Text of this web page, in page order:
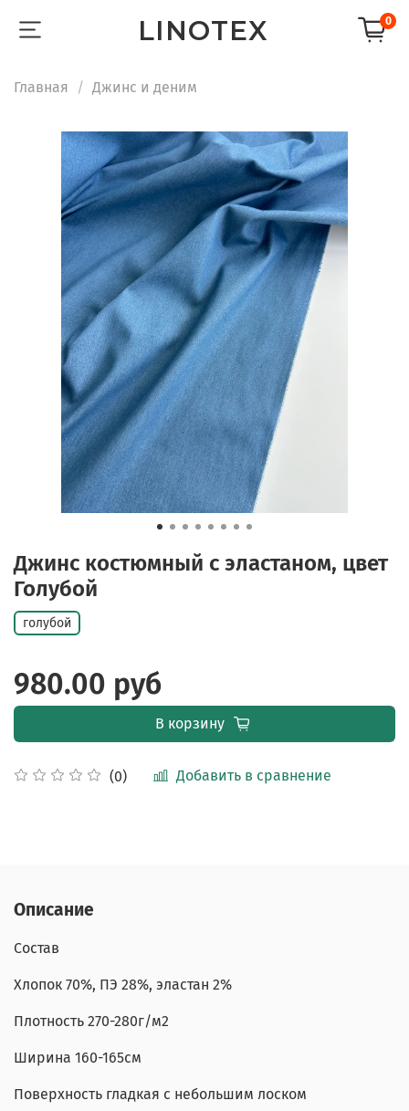
LINOTEX 0
Главная Джинс и деним
Джинс костюмный с эластаном, цвет
Голубой
(0) Добавить в сравнение
голубой
980.00 руб
В корзину
Описание
Состав
Хлопок 70%, ПЭ 28%, эластан 2%
Плотность 270-280г/м2
Ширина 160-165см
Поверхность гладкая с небольшим лоском